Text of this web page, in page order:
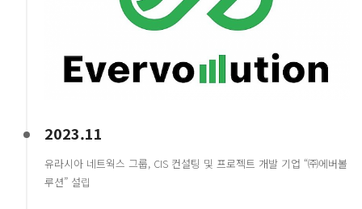
2023.11
유라시아 네트웍스 그룹, CIS 컨설팅 및 프로젝트 개발 기업 “㈜에버볼
루션” 설립